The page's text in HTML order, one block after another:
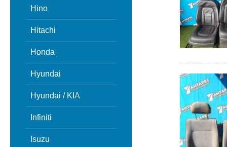
Hino
Hitachi
Honda
Hyundai
Hyundai / KIA
Infiniti
Isuzu